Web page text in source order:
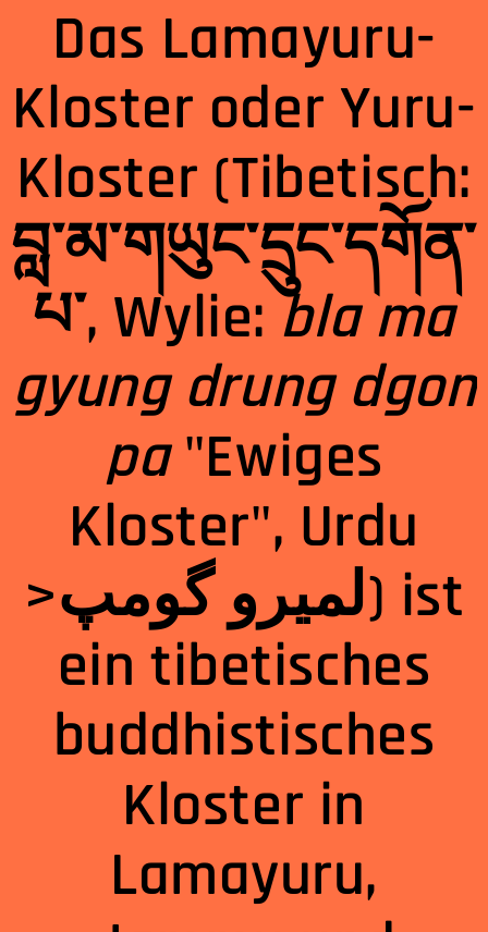
Das Lamayuru-
Kloster oder Yuru-
Kloster (Tibetisch:
བླ་མ་གཡུང་དྲུང་དགོན་
པ་, Wylie:bla ma
gyung drung dgon
pa"Ewiges
Kloster", Urdu
>لمیرو گومپ) ist
ein tibetisches
buddhistisches
Kloster in
Lamayuru,